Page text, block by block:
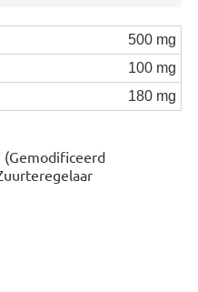
500 mg
100 mg
180 mg
(Gemodificeerd